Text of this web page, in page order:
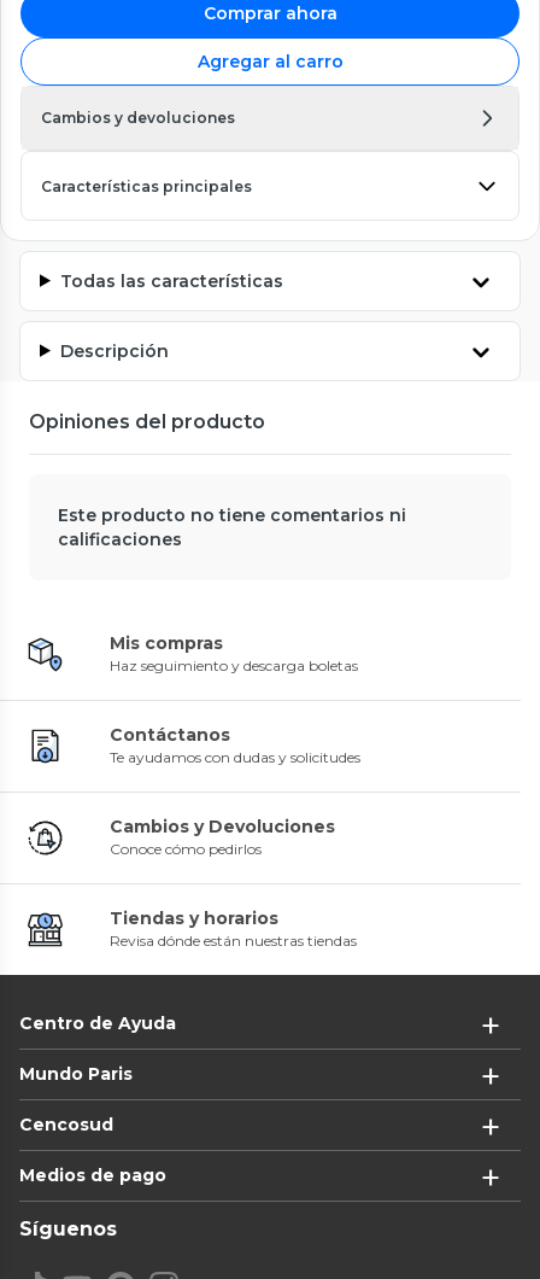
Comprar ahora
Agregar al carro
Cambios y devoluciones
Características principales
Todas las características
Descripción
Opiniones del producto
Este producto no tiene comentarios ni
calificaciones
Mis compras
Haz seguimiento y descarga boletas
Contáctanos
Te ayudamos con dudas y solicitudes
Cambios y Devoluciones
Conoce cómo pedirlos
Tiendas y horarios
Revisa dónde están nuestras tiendas
Centro de Ayuda
Mundo Paris
Cencosud
Medios de pago
Síguenos